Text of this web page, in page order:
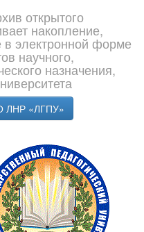
открытого
накопление,
в электронной форме
научного,
назначения,
ЛНР «ЛГПУ»